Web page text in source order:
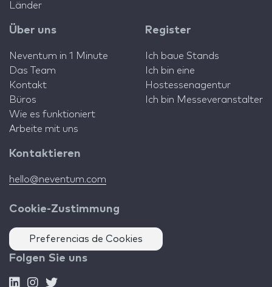
Länder
Über uns
Neventum in 1 Minute
Das Team
Kontakt
Büros
Wie es funktioniert
Arbeite mit uns
Register
Ich baue Stands
Ich bin eine
Hostessenagentur
Ich bin Messeveranstalter
Kontaktieren
hello@neventum.com
Cookie-Zustimmung
Preferencias de Cookies
Folgen Sie uns